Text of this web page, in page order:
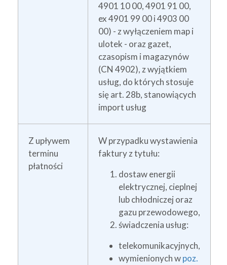
4901 10 00, 4901 91 00,
ex 4901 99 00 i 4903 00
00) - z wyłączeniem map i
ulotek - oraz gazet,
czasopism i magazynów
(CN 4902), z wyjątkiem
usług, do których stosuje
się art. 28b, stanowiących
import usług
Z upływem
terminu
płatności
W przypadku wystawienia
faktury z tytułu:
dostaw energii
elektrycznej, cieplnej
lub chłodniczej oraz
gazu przewodowego,
świadczenia usług:
telekomunikacyjnych,
wymienionych wpoz.